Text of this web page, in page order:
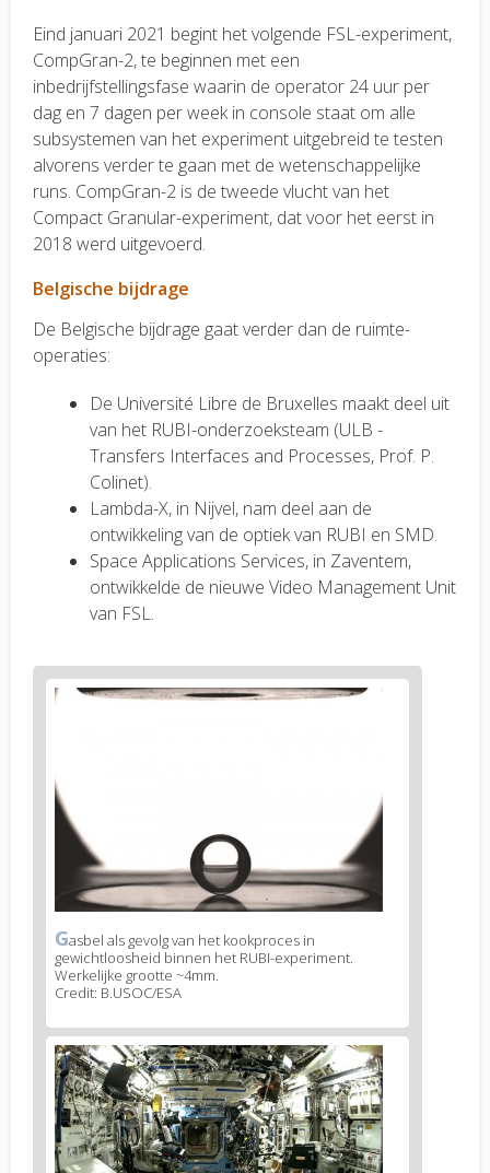
Eind januari 2021 begint het volgende FSL-experiment,
CompGran-2, te beginnen met een
inbedrijfstellingsfase waarin de operator 24 uur per
dag en 7 dagen per week in console staat om alle
subsystemen van het experiment uitgebreid te testen
alvorens verder te gaan met de wetenschappelijke
runs. CompGran-2 is de tweede vlucht van het
Compact Granular-experiment, dat voor het eerst in
2018 werd uitgevoerd.
Belgische bijdrage
De Belgische bijdrage gaat verder dan de ruimte-
operaties:
De Université Libre de Bruxelles maakt deel uit
van het RUBI-onderzoeksteam (ULB -
Transfers Interfaces and Processes, Prof. P.
Colinet).
Lambda-X, in Nijvel, nam deel aan de
ontwikkeling van de optiek van RUBI en SMD.
Space Applications Services, in Zaventem,
ontwikkelde de nieuwe Video Management Unit
van FSL.
News
News
image
legend
Gasbel als gevolg van het kookproces in
gewichtloosheid binnen het RUBI-experiment.
Werkelijke grootte ~4mm.
Credit: B.USOC/ESA
News
image
2